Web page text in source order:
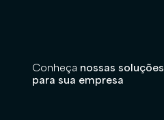
Conheça nossas soluções
para sua empresa